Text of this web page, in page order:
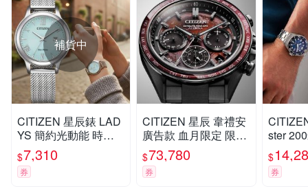
補貨中
CITIZEN 星辰錶 LAD
YS 簡約光動能 時尚
腕錶 女錶 手錶-31.5m
m綠 EW2621-75M
$7,310
券
CITIZEN 星辰 韋禮安
廣告款 血月限定 限量
鈦 GPS衛星對時 電波
光動能手錶 CC4077-
71Z
$73,780
券
ster
水錶
60-
$
券